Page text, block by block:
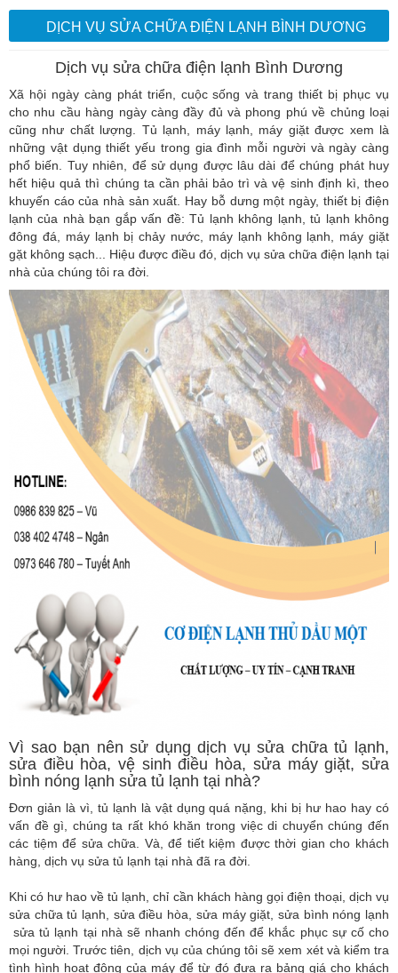
DỊCH VỤ SỬA CHỮA ĐIỆN LẠNH BÌNH DƯƠNG
Dịch vụ sửa chữa điện lạnh Bình Dương
Xã hội ngày càng phát triển, cuộc sống và trang thiết bị phục vụ
cho nhu cầu hàng ngày càng đầy đủ và phong phú về chủng loại
cũng như chất lượng. Tủ lạnh, máy lạnh, máy giặt được xem là
những vật dụng thiết yếu trong gia đình mỗi người và ngày càng
phổ biến. Tuy nhiên, để sử dụng được lâu dài để chúng phát huy
hết hiệu quả thì chúng ta cần phải bảo trì và vệ sinh định kì, theo
khuyến cáo của nhà sản xuất. Hay bỗ dưng một ngày, thiết bị điện
lạnh của nhà bạn gắp vấn đề: Tủ lạnh không lạnh, tủ lạnh không
đông đá, máy lạnh bị chảy nước, máy lạnh không lạnh, máy giặt
gặt không sạch... Hiệu được điều đó, dịch vụ sửa chữa điện lạnh tại
nhà của chúng tôi ra đời.
Vì sao bạn nên sử dụng dịch vụ sửa chữa tủ lạnh,
sửa điều hòa, vệ sinh điều hòa, sửa máy giặt, sửa
bình nóng lạnh sửa tủ lạnh tại nhà?
Đơn giản là vì, tủ lạnh là vật dụng quá nặng, khi bị hư hao hay có
vấn đề gì, chúng ta rất khó khăn trong việc di chuyển chúng đến
các tiệm để sửa chữa. Và, để tiết kiệm được thời gian cho khách
hàng, dịch vụ sửa tủ lạnh tại nhà đã ra đời.
Khi có hư hao về tủ lạnh, chỉ cần khách hàng gọi điện thoại, dịch vụ
sửa chữa tủ lạnh, sửa điều hòa, sửa máy giặt, sửa bình nóng lạnh
sửa tủ lạnh tại nhà sẽ nhanh chóng đến để khắc phục sự cố cho
mọi người. Trước tiên, dịch vụ của chúng tôi sẽ xem xét và kiểm tra
tình hình hoạt động của máy để từ đó đưa ra bảng giá cho khách